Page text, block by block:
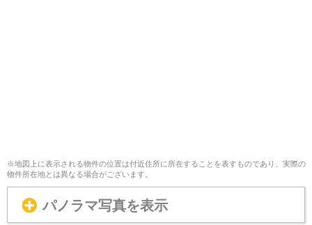
※地図上に表示される物件の位置は付近住所に所在することを表すものであり、実際の
物件所在地とは異なる場合がございます。
パノラマ写真を表示